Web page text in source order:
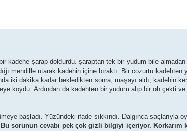
kadehe şarap doldurdu. şaraptan tek bir yudum bile almadan
mendille utarak kadehin içine bıraktı. Bir cozurtu kadehten
iki dakika kadar bekledikten sonra, maşayı aldı, kadehin
koydu. Ardından da kadehten bir yudum alıp bir oh çekti ve
başladı. Yüzündeki ifade sıkkındı. Dalgınca saçlarıyla
sorunun cevabı pek çok gizli bilgiyi içeriyor. Korkarım